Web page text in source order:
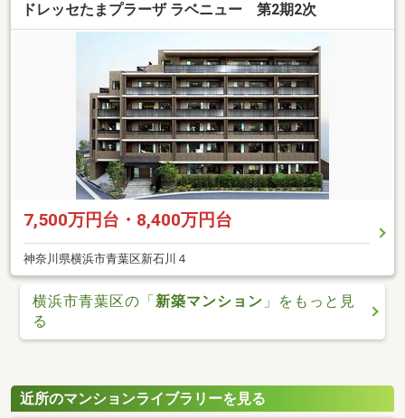
ドレッセたまプラーザ ラベニュー 第2期2次
7,500万円台・8,400万円台
神奈川県横浜市青葉区新石川４
横浜市青葉区の「新築マンション 」をもっと見
る
近所のマンションライブラリーを見る